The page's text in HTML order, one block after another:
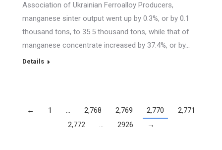
Association of Ukrainian Ferroalloy Producers,
manganese sinter output went up by 0.3%, or by 0.1
thousand tons, to 35.5 thousand tons, while that of
manganese concentrate increased by 37.4%, or by…
Details
← 1 … 2,768 2,769 2,770
2,771
2,772
… 2926 →